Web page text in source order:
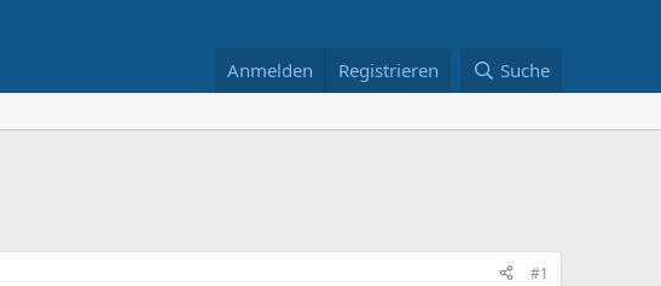
Anmelden Registrieren Suche
#1